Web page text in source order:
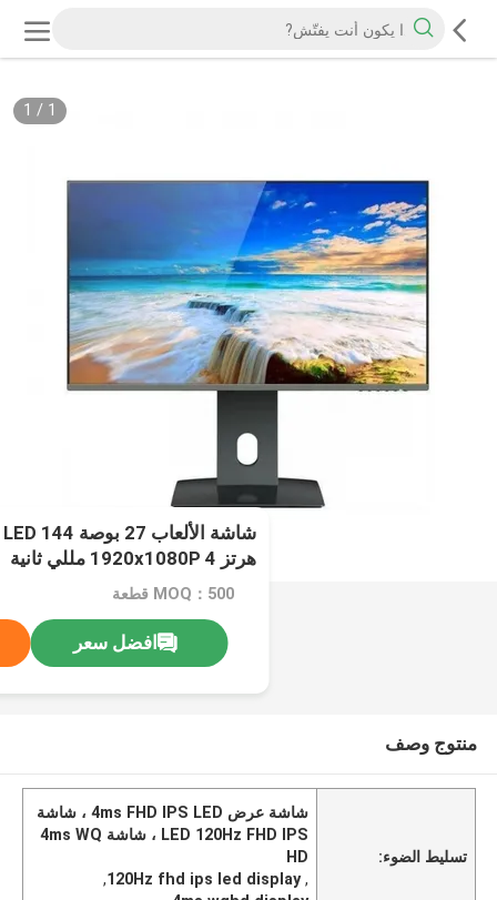
1
/
1
هرتز 1920x1080P 4 مللي ثانية
MOQ：500 قطعة
افضل سعر
منتوج وصف
تسليط الضوء:
شاشة عرض 4ms FHD IPS LED ، شاشة
LED 120Hz FHD IPS ، شاشة 4ms WQ
HD
,
120Hz fhd ips led display
,